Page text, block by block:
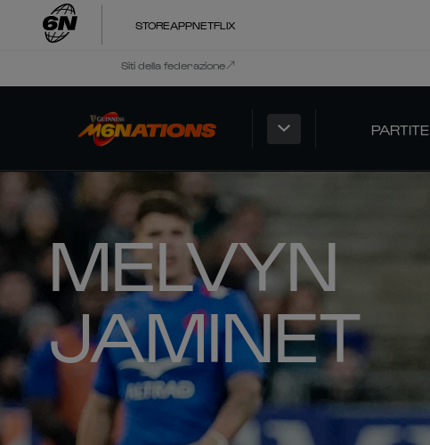
STOREAPPNETFLIX
Siti della federazione
PARTITE
MELVYN
JAMINET